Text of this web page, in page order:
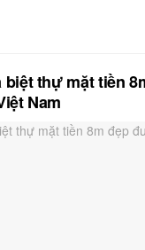
biệt thự mặt tiền
Nam